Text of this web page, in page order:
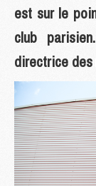
est sur le
club
directrice